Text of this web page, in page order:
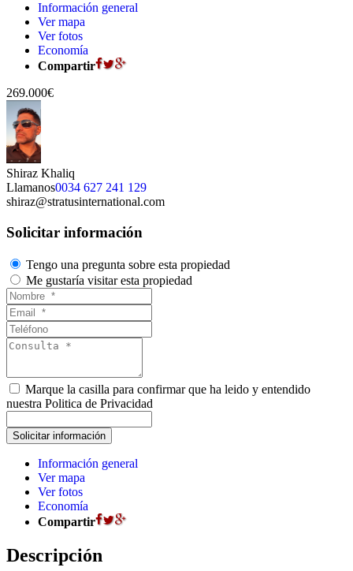
Información general
Ver mapa
Ver fotos
Economía
Compartir
269.000€
Shiraz Khaliq
Llamanos0034 627 241 129
shiraz@stratusinternational.com
Solicitar información
Tengo una pregunta sobre esta propiedad
Me gustaría visitar esta propiedad
Marque la casilla para confirmar que ha leido y entendido
nuestra Politica de Privacidad
Información general
Ver mapa
Ver fotos
Economía
Compartir
Descripción